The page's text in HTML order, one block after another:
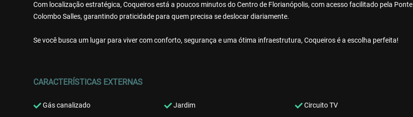
Com localização estratégica, Coqueiros está a poucos minutos do Centro de Florianópolis, com acesso facilitado pela Ponte
Colombo Salles, garantindo praticidade para quem precisa se deslocar diariamente.
Se você busca um lugar para viver com conforto, segurança e uma ótima infraestrutura, Coqueiros é a escolha perfeita!
CARACTERÍSTICAS EXTERNAS
Gás canalizado Jardim Circuito TV